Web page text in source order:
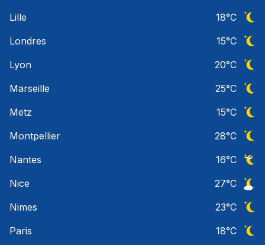
Lille
18°C
Londres
15°C
Lyon
20°C
Marseille
25°C
Metz
15°C
Montpellier
28°C
Nantes
16°C
Nice
27°C
Nimes
23°C
Paris
18°C